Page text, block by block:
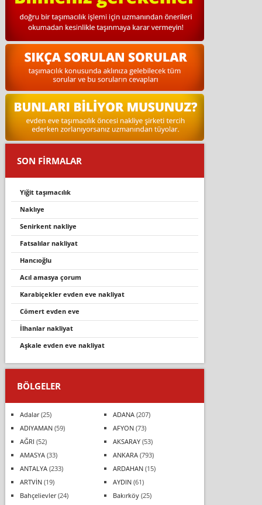
SON FİRMALAR
yiğit taşımacılık
naklıye
seni̇rkent nakli̇ye
fatsalılar nakliyat
hancıoğlu
acil amasya çorum
karabiçekler evden eve nakliyat
cömert evden eve
i̇lhanlar nakli̇yat
aşkale evden eve nakli̇yat
BÖLGELER
Adalar(25) ADANA(207)
ADIYAMAN(59) AFYON(73)
AĞRI (52) AKSARAY(53)
AMASYA(33) ANKARA(793)
ANTALYA(233) ARDAHAN(15)
ARTVİN(19) AYDIN(61)
Bahçelievler(24) Bakırköy(25)